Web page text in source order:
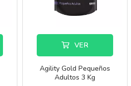
VER
Agility Gold Pequeños
Adultos 3 Kg